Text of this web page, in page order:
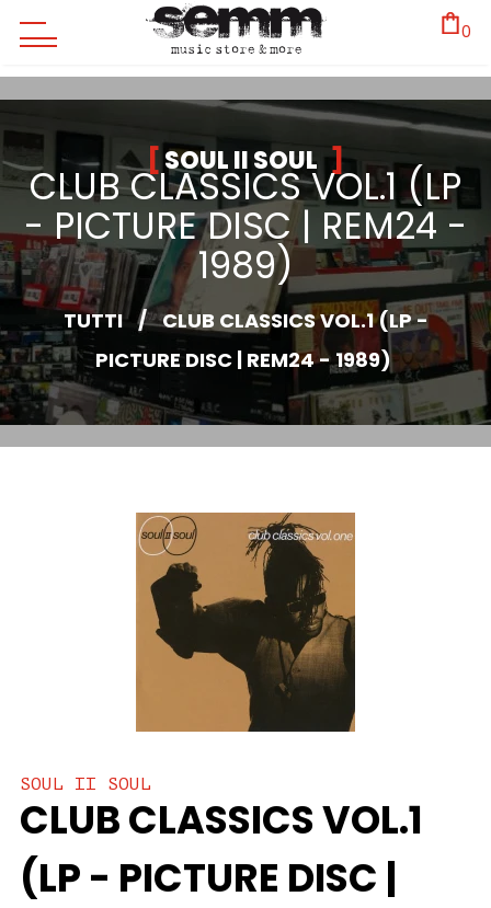
0
SOUL II SOUL
CLUB CLASSICS VOL.1 (LP
- PICTURE DISC | REM24 -
1989)
TUTTI / CLUB CLASSICS VOL.1 (LP -
PICTURE DISC | REM24 - 1989)
SOUL II SOUL
CLUB CLASSICS VOL.1
(LP - PICTURE DISC |